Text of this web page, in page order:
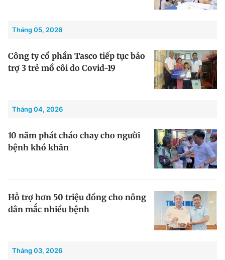
Tháng 05, 2026
Công ty cổ phần Tasco tiếp tục bảo
trợ 3 trẻ mồ côi do Covid-19
Tháng 04, 2026
10 năm phát cháo chay cho người
bệnh khó khăn
Hỗ trợ hơn 50 triệu đồng cho nông
dân mắc nhiều bệnh
Tháng 03, 2026